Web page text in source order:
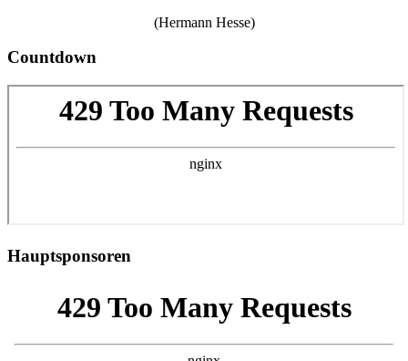
(Hermann Hesse)
Countdown
Hauptsponsoren